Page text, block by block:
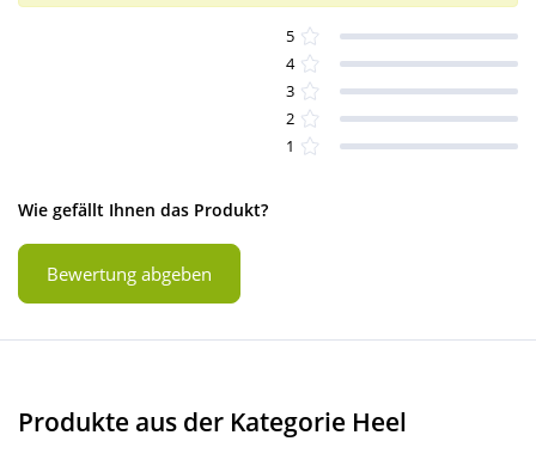
5
4
3
2
1
Wie gefällt Ihnen das Produkt?
Bewertung abgeben
Produkte aus der Kategorie Heel